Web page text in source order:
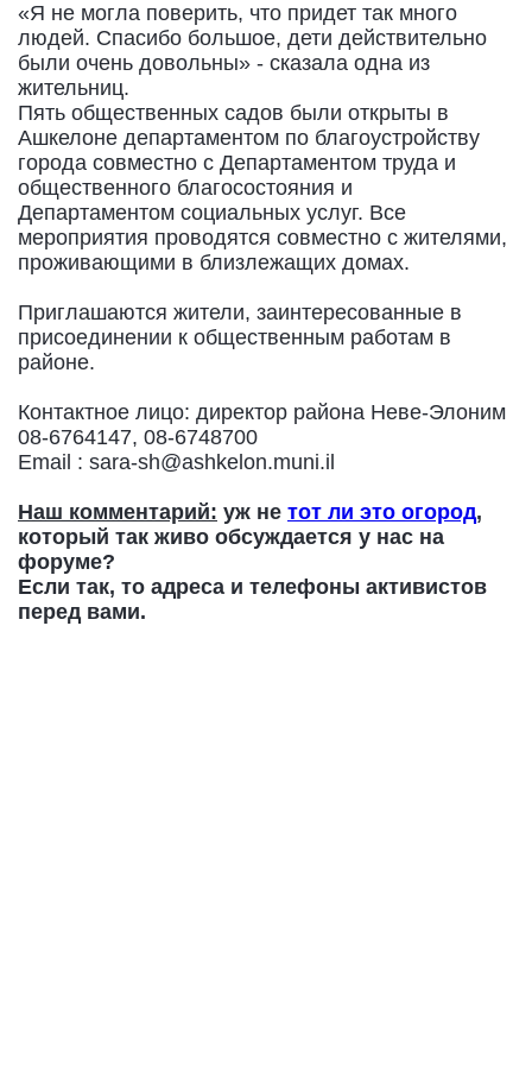
«Я не могла поверить, что придет так много
людей. Спасибо большое, дети действительно
были очень довольны» - сказала одна из
жительниц.
Пять общественных садов были открыты в
Ашкелоне департаментом по благоустройству
города совместно с Департаментом труда и
общественного благосостояния и
Департаментом социальных услуг. Все
мероприятия проводятся совместно с жителями,
проживающими в близлежащих домах.
Приглашаются жители, заинтересованные в
присоединении к общественным работам в
районе.
Контактное лицо: директор района Неве-Элоним
08-6764147, 08-6748700
Email : sara-sh@ashkelon.muni.il
Наш комментарий: уж не тот ли это огород,
который так живо обсуждается у нас на
форуме?
Если так, то адреса и телефоны активистов
перед вами.